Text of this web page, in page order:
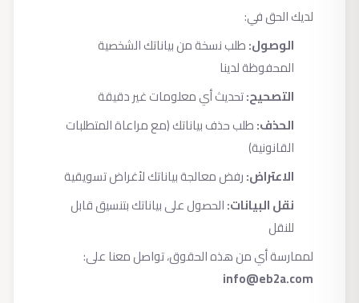
لديك الحق في:
الوصول:طلب نسخة من بياناتك الشخصية
المحفوظة لدينا
التصحيح:تحديث أي معلومات غير دقيقة
الحذف:طلب حذف بياناتك (مع مراعاة المتطلبات
القانونية)
الاعتراض:رفض معالجة بياناتك لأغراض تسويقية
نقل البيانات:الحصول على بياناتك بتنسيق قابل
للنقل
لممارسة أي من هذه الحقوق، تواصل معنا على:
info@eb2a.com